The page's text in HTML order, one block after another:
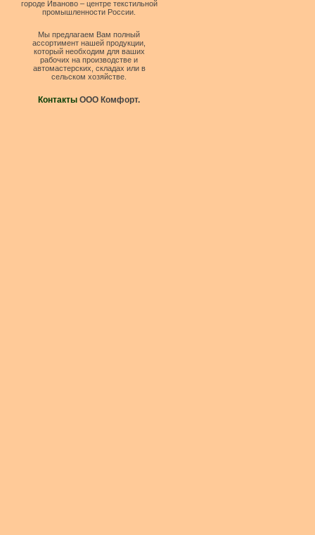
городе Иваново – центре текстильной
промышленности России.
Мы предлагаем Вам полный
ассортимент нашей продукции,
который необходим для ваших
рабочих на производстве и
автомастерских, складах или в
сельском хозяйстве.
Контакты ООО Комфорт.